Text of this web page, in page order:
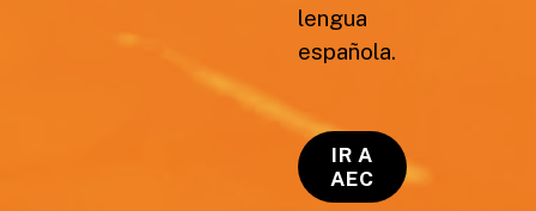
lengua
española.
IR A
AEC